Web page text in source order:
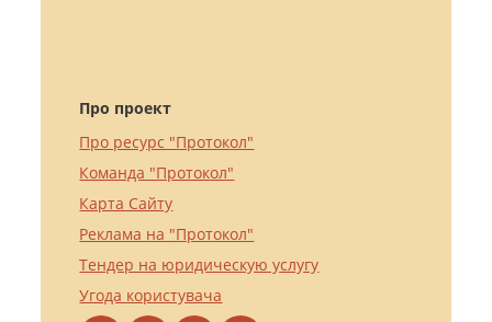
Про проект
Про ресурс "Протокол"
Команда "Протокол"
Карта Сайту
Реклама на "Протокол"
Тендер на юридическую услугу
Угода користувача